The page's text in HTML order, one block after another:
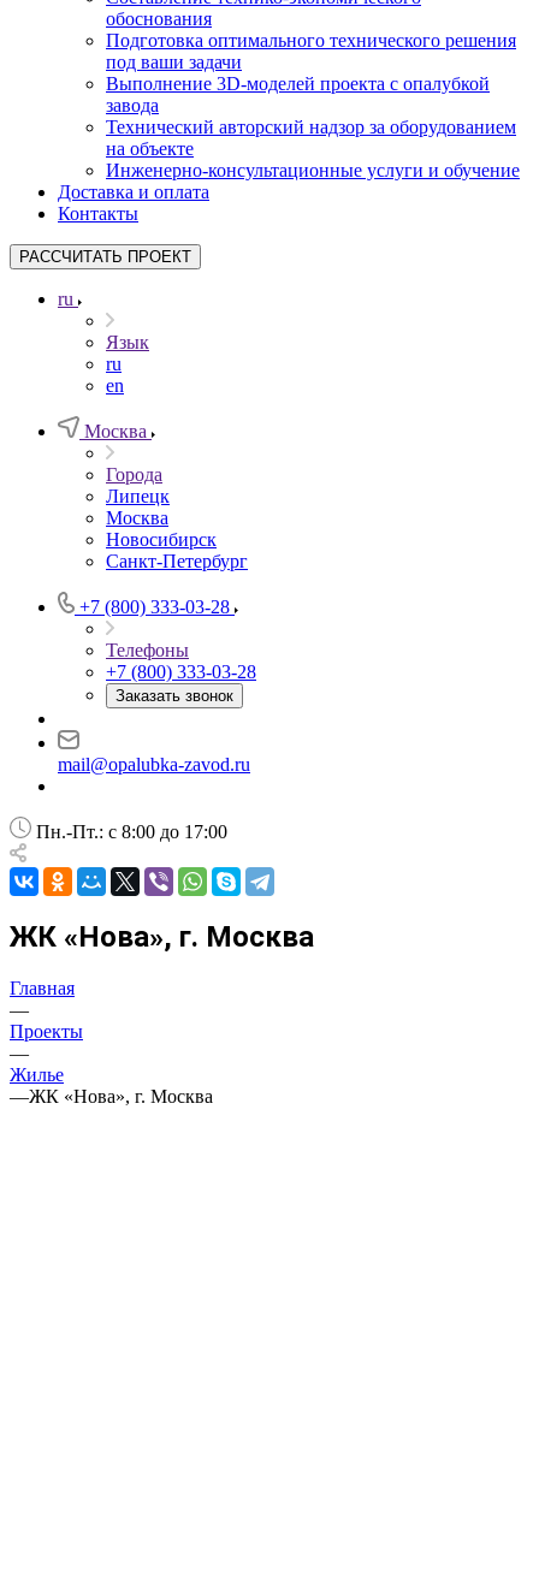
обоснования
Подготовка оптимального технического решения
под ваши задачи
Выполнение 3D-моделей проекта с опалубкой
завода
Технический авторский надзор за оборудованием
на объекте
Инженерно-консультационные услуги и обучение
Доставка и оплата
Контакты
РАССЧИТАТЬ ПРОЕКТ
ru
Язык
ru
en
Москва
Города
Липецк
Москва
Новосибирск
Санкт-Петербург
+7 (800) 333-03-28
Телефоны
+7 (800) 333-03-28
Заказать звонок
mail@opalubka-zavod.ru
Пн.-Пт.: с 8:00 до 17:00
ЖК «Нова», г. Москва
Главная
—
Проекты
—
Жилье
—ЖК «Нова», г. Москва